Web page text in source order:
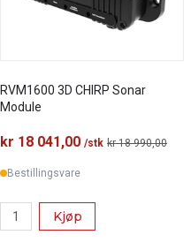
RVM1600 3D CHIRP Sonar
Module
kr 18 041,00 /stk kr 18 990,00
Bestillingsvare
Kjøp